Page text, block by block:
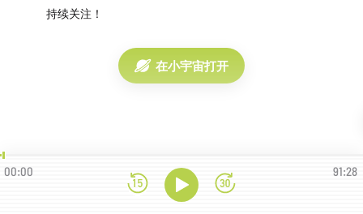
对一个创始人来说，最关键的三个软技能和硬技能
创始人和产品的契合度
半年漂泊期是怎么样的状态？
持续关注！
在小宇宙打开
00:00 91:28